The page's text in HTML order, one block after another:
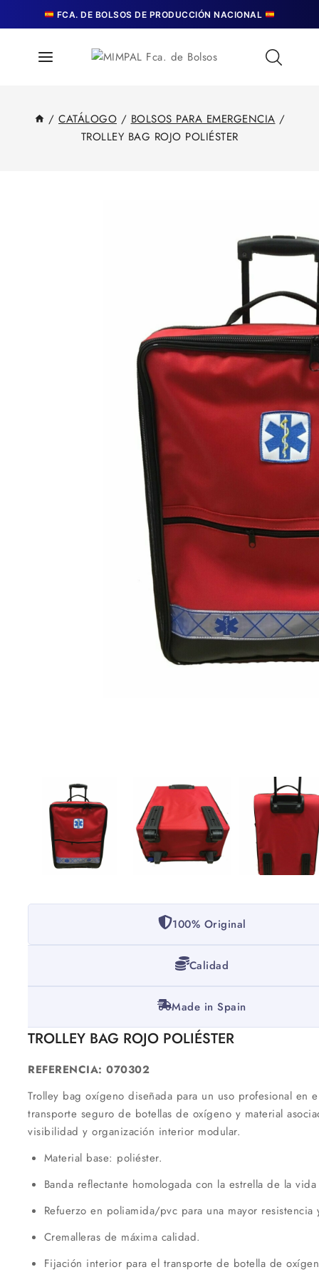
FCA. DE BOLSOS DE PRODUCCIÓN NACIONAL
/ CATÁLOGO / BOLSOS PARA EMERGENCIA /
TROLLEY BAG ROJO POLIÉSTER
100% Original
Calidad
Made in Spain
TROLLEY BAG ROJO POLIÉSTER
REFERENCIA: 070302
Trolley bag oxígeno diseñada para un uso profesional en
transporte seguro de botellas de oxígeno y material
visibilidad y organización interior modular.
Material base: poliéster.
Banda reflectante homologada con la estrella de la
Refuerzo en poliamida/pvc para una mayor
Cremalleras de máxima calidad.
Fijación interior para el transporte de botella de